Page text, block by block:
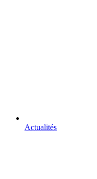
Actualités